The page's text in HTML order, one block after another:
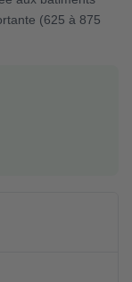
(625 à 875